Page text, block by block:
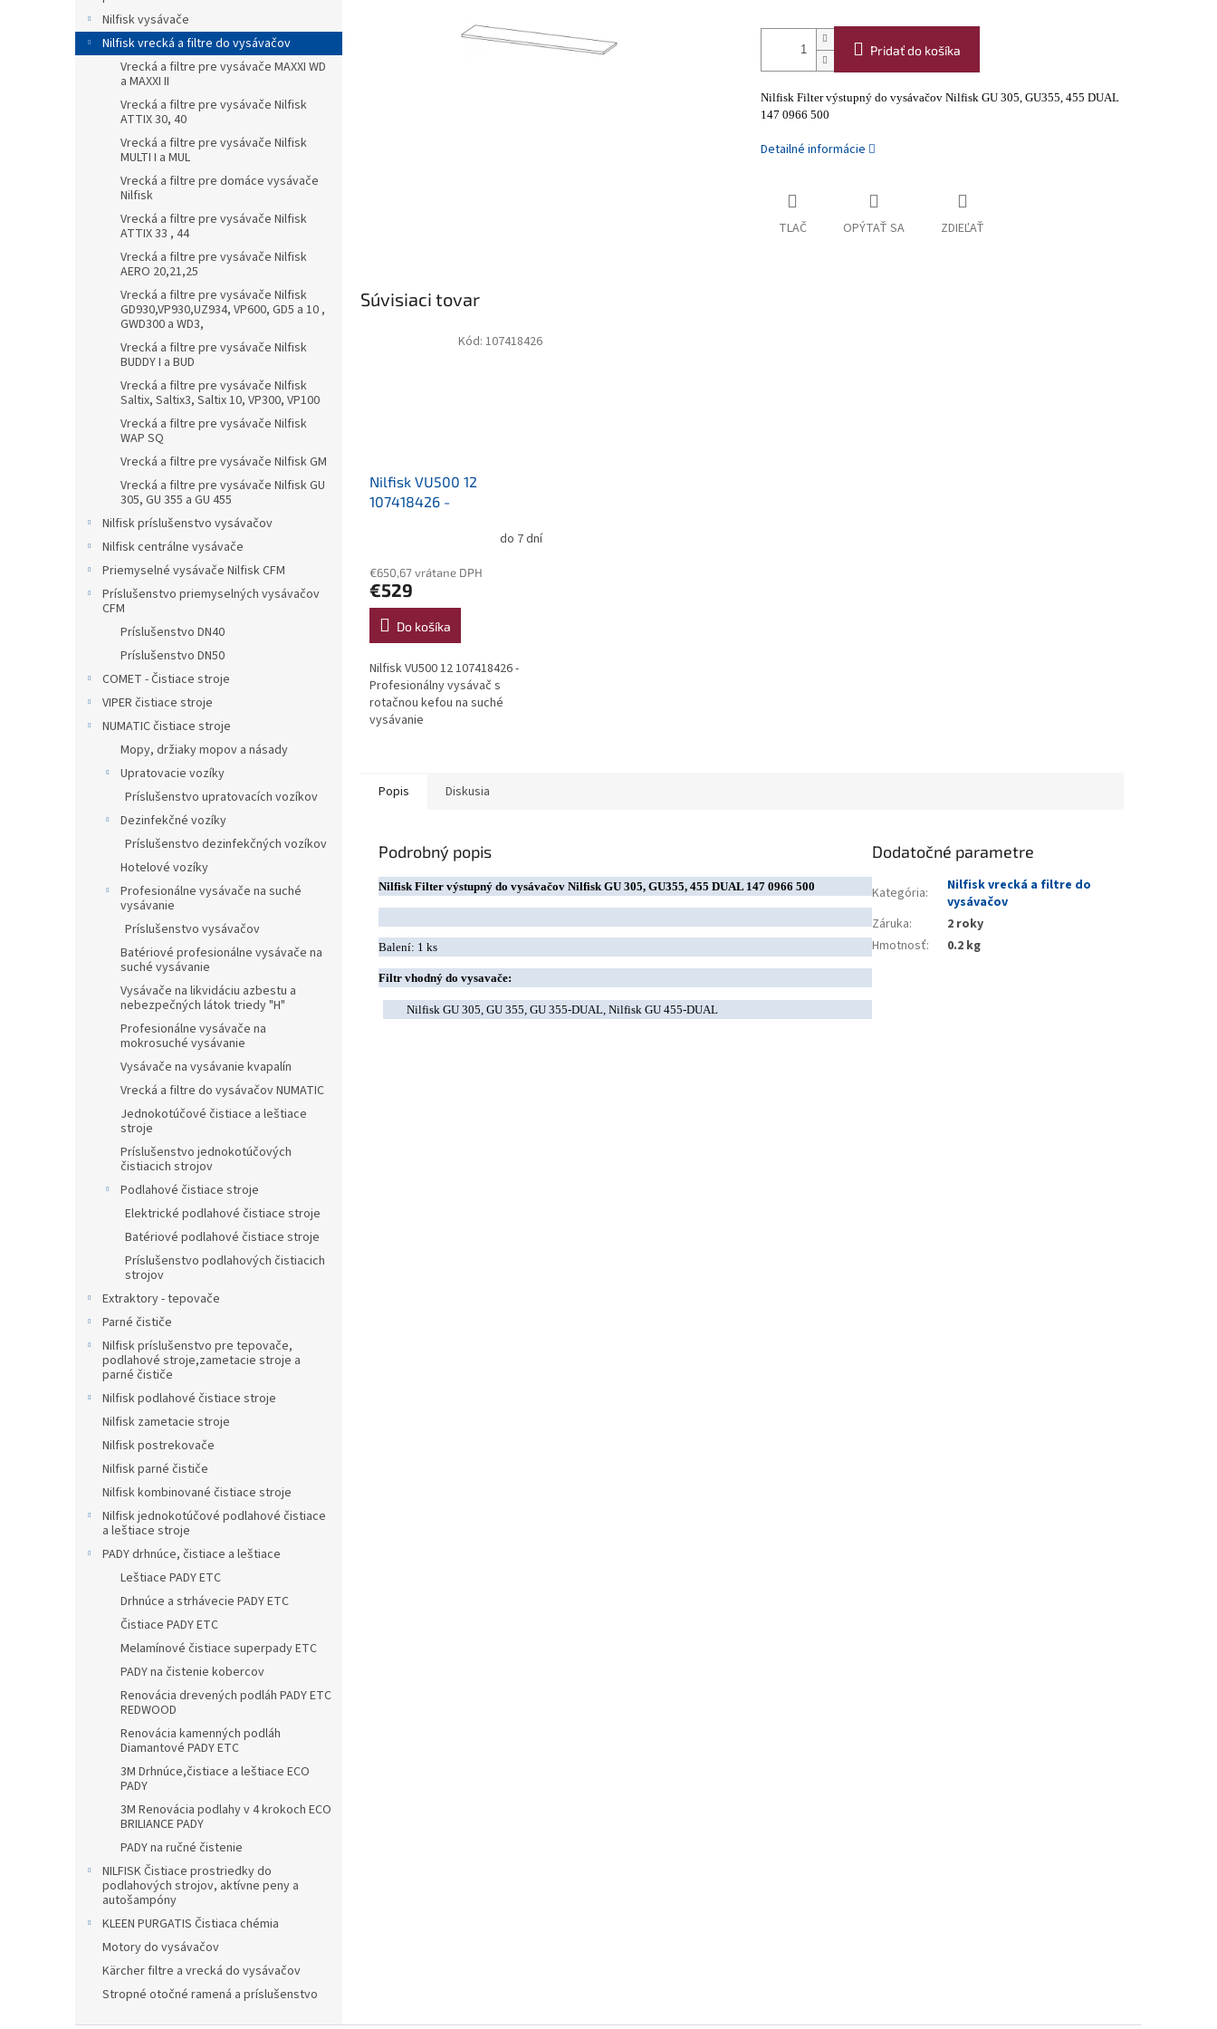
Nilfisk vysávače
Nilfisk vrecká a filtre do vysávačov
Vrecká a filtre pre vysávače MAXXI WD
a MAXXI II
Vrecká a filtre pre vysávače Nilfisk
ATTIX 30, 40
Vrecká a filtre pre vysávače Nilfisk
MULTI I a MUL
Vrecká a filtre pre domáce vysávače
Nilfisk
Vrecká a filtre pre vysávače Nilfisk
ATTIX 33 , 44
Vrecká a filtre pre vysávače Nilfisk
AERO 20,21,25
Vrecká a filtre pre vysávače Nilfisk
GD930,VP930,UZ934, VP600, GD5 a 10 ,
GWD300 a WD3,
Vrecká a filtre pre vysávače Nilfisk
BUDDY I a BUD
Vrecká a filtre pre vysávače Nilfisk
Saltix, Saltix3, Saltix 10, VP300, VP100
Vrecká a filtre pre vysávače Nilfisk
WAP SQ
Vrecká a filtre pre vysávače Nilfisk GM
Vrecká a filtre pre vysávače Nilfisk GU
305, GU 355 a GU 455
Nilfisk príslušenstvo vysávačov
Nilfisk centrálne vysávače
Priemyselné vysávače Nilfisk CFM
Príslušenstvo priemyselných vysávačov
CFM
Príslušenstvo DN40
Príslušenstvo DN50
COMET - Čistiace stroje
VIPER čistiace stroje
NUMATIC čistiace stroje
Mopy, držiaky mopov a násady
Upratovacie vozíky
Príslušenstvo upratovacích vozíkov
Dezinfekčné vozíky
Príslušenstvo dezinfekčných vozíkov
Hotelové vozíky
Profesionálne vysávače na suché
vysávanie
Príslušenstvo vysávačov
Batériové profesionálne vysávače na
suché vysávanie
Vysávače na likvidáciu azbestu a
nebezpečných látok triedy "H"
Profesionálne vysávače na
mokrosuché vysávanie
Vysávače na vysávanie kvapalín
Vrecká a filtre do vysávačov NUMATIC
Jednokotúčové čistiace a leštiace
stroje
Príslušenstvo jednokotúčových
čistiacich strojov
Podlahové čistiace stroje
Elektrické podlahové čistiace stroje
Batériové podlahové čistiace stroje
Príslušenstvo podlahových čistiacich
strojov
Extraktory - tepovače
Parné čističe
Nilfisk príslušenstvo pre tepovače,
podlahové stroje,zametacie stroje a
parné čističe
Nilfisk podlahové čistiace stroje
Nilfisk zametacie stroje
Nilfisk postrekovače
Nilfisk parné čističe
Nilfisk kombinované čistiace stroje
Nilfisk jednokotúčové podlahové čistiace
a leštiace stroje
PADY drhnúce, čistiace a leštiace
Leštiace PADY ETC
Drhnúce a strhávecie PADY ETC
Čistiace PADY ETC
Melamínové čistiace superpady ETC
PADY na čistenie kobercov
Renovácia drevených podláh PADY ETC
REDWOOD
Renovácia kamenných podláh
Diamantové PADY ETC
3M Drhnúce,čistiace a leštiace ECO
PADY
3M Renovácia podlahy v 4 krokoch ECO
BRILIANCE PADY
PADY na ručné čistenie
NILFISK Čistiace prostriedky do
podlahových strojov, aktívne peny a
autošampóny
KLEEN PURGATIS Čistiaca chémia
Motory do vysávačov
Kärcher filtre a vrecká do vysávačov
Stropné otočné ramená a príslušenstvo
Pridať do košíka
Nilfisk Filter výstupný do vysávačov Nilfisk GU 305, GU355, 455 DUAL
147 0966 500
Detailné informácie
TLAČ OPÝTAŤ SA ZDIEĽAŤ
Súvisiaci tovar
Nilfisk VU500 12
107418426 -
rotačnou kefou na suché
produktu
je
1,0
5
hviezdičiek.
do 7 dní
€650,67 vrátane DPH
€529
Do košíka
Nilfisk VU500 12 107418426 -
Profesionálny vysávač s
rotačnou kefou na suché
vysávanie
Kód: 107418426
Popis Diskusia
Podrobný popis
Nilfisk Filter výstupný do vysávačov Nilfisk GU 305, GU355, 455 DUAL 147 0966 500
Balení: 1 ks
Filtr vhodný do vysavače:
Nilfisk GU 305, GU 355, GU 355-DUAL, Nilfisk GU 455-DUAL
Dodatočné parametre
Kategória:
Nilfisk vrecká a filtre do
vysávačov
Záruka:
2 roky
Hmotnosť: 0.2 kg